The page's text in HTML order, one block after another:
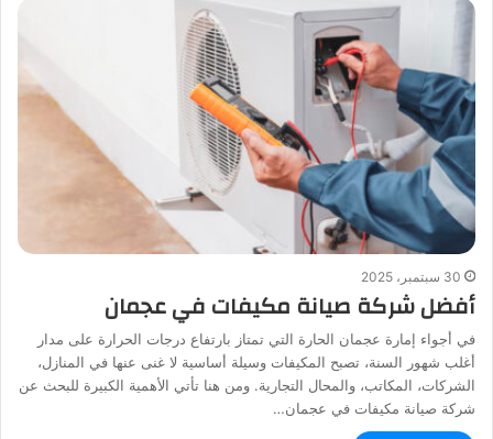
30 سبتمبر، 2025
أفضل شركة صيانة مكيفات في عجمان
في أجواء إمارة عجمان الحارة التي تمتاز بارتفاع درجات الحرارة على مدار
أغلب شهور السنة، تصبح المكيفات وسيلة أساسية لا غنى عنها في المنازل،
الشركات، المكاتب، والمحال التجارية. ومن هنا تأتي الأهمية الكبيرة للبحث عن
شركة صيانة مكيفات في عجمان…